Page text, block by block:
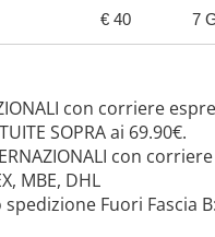
€ 40 7
con corriere
SOPRA ai 69.90€.
con corriere
MBE, DHL
Fuori Fascia